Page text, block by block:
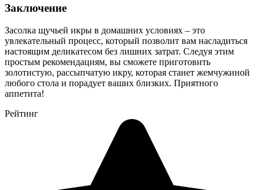
Заключение
Засолка щучьей икры в домашних условиях – это
увлекательный процесс, который позволит вам насладиться
настоящим деликатесом без лишних затрат. Следуя этим
простым рекомендациям, вы сможете приготовить
золотистую, рассыпчатую икру, которая станет жемчужиной
любого стола и порадует ваших близких. Приятного
аппетита!
Рейтинг